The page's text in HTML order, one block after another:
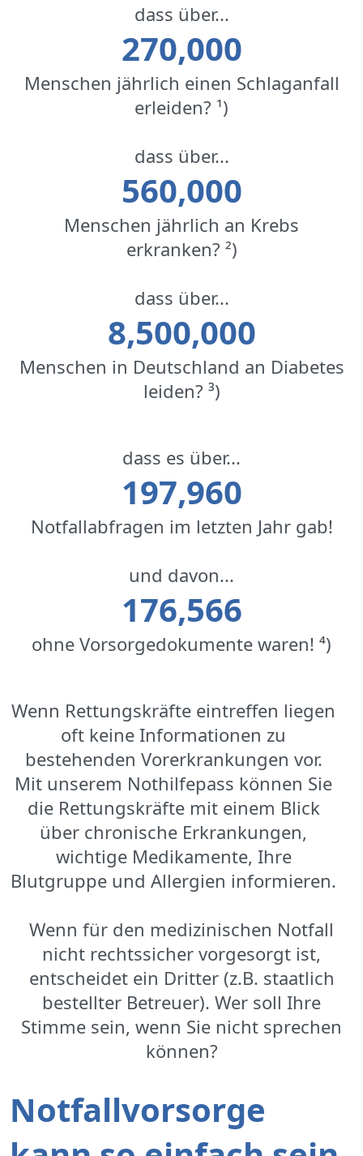
dass über...
270,000
Menschen jährlich einen Schlaganfall
erleiden? ¹)
dass über...
560,000
Menschen jährlich an Krebs
erkranken? ²)
dass über...
8,500,000
Menschen in Deutschland an Diabetes
leiden? ³)
dass es über...
197,960
Notfallabfragen im letzten Jahr gab!
und davon...
176,566
ohne Vorsorgedokumente waren! ⁴)
Wenn Rettungskräfte eintreffen liegen
oft keine Informationen zu
bestehenden Vorerkrankungen vor.
Mit unserem Nothilfepass können Sie
die Rettungskräfte mit einem Blick
über chronische Erkrankungen,
wichtige Medikamente, Ihre
Blutgruppe und Allergien informieren.
Wenn für den medizinischen Notfall
nicht rechtssicher vorgesorgt ist,
entscheidet ein Dritter (z.B. staatlich
bestellter Betreuer). Wer soll Ihre
Stimme sein, wenn Sie nicht sprechen
können?
Notfallvorsorge